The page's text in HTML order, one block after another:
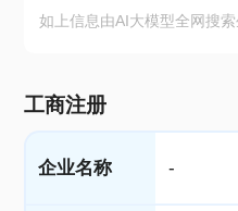
如上信息由AI大模型全网搜
工商注册
企业名称 -